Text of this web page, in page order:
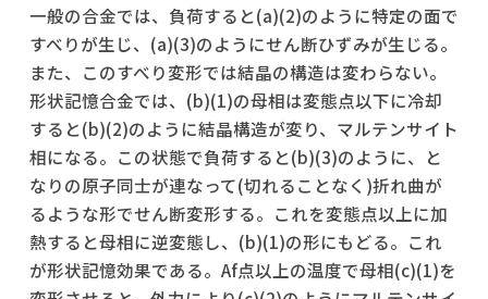
一般の合金では、負荷すると(a)(2)のように特定の面で
すべりが生じ、(a)(3)のようにせん断ひずみが生じる。
また、このすべり変形では結晶の構造は変わらない。
形状記憶合金では、(b)(1)の母相は変態点以下に冷却
すると(b)(2)のように結晶構造が変り、マルテンサイト
相になる。この状態で負荷すると(b)(3)のように、と
なりの原子同士が連なって(切れることなく)折れ曲が
るような形でせん断変形する。これを変態点以上に加
熱すると母相に逆変態し、(b)(1)の形にもどる。これ
が形状記憶効果である。Af点以上の温度で母相(c)(1)を